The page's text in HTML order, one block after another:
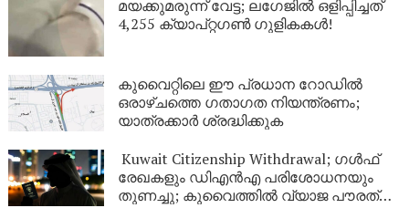
മയക്കുമരുന്ന് വേട്ട; ലഗേജിൽ ഒളിപ്പിച്ചത്
4,255 ക്യാപ്റ്റഗൺ ഗുളികകൾ!
കുവൈറ്റിലെ ഈ പ്രധാന റോഡിൽ
ഒരാഴ്ചത്തെ ഗതാഗത നിയന്ത്രണം;
യാത്രക്കാർ ശ്രദ്ധിക്കുക
Kuwait Citizenship Withdrawal; ഗൾഫ്
രേഖകളും ഡിഎൻഎ പരിശോധനയും
തുണച്ചു; കുവൈത്തിൽ വ്യാജ പൗരത്വം